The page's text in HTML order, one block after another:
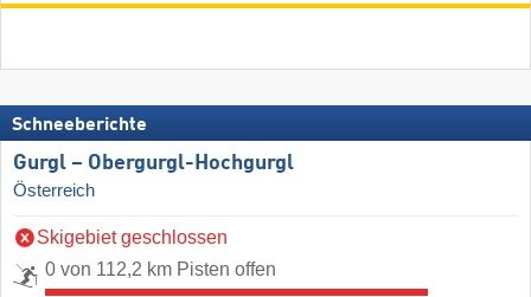
Schneeberichte
Gurgl – Obergurgl-Hochgurgl
Österreich
Skigebiet geschlossen
0 von 112,2 km Pisten offen